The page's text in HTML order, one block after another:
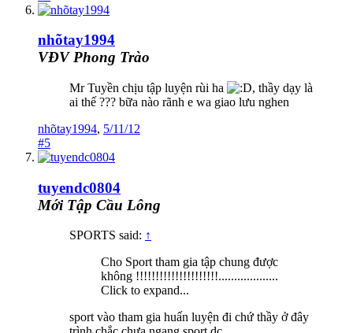
nhõtay1994
VĐV Phong Trào
Mr Tuyền chịu tập luyện rùi ha
, thầy dạy là
ai thế ??? bữa nào rãnh e wa giao lưu nghen
nhõtay1994, 5/11/12
#5
tuyendc0804
Mới Tập Cầu Lông
SPORTS said: ↑
Cho Sport tham gia tập chung được
không !!!!!!!!!!!!!!!!!!!!!...................
Click to expand...
sport vào tham gia huấn luyện đi chứ thầy ở đây